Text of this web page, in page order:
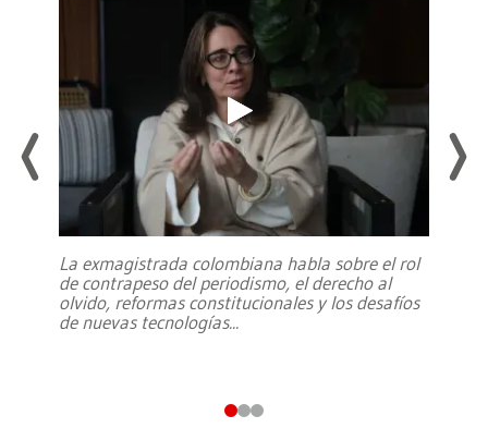
La exmagistrada colombiana habla sobre el rol
de contrapeso del periodismo, el derecho al
olvido, reformas constitucionales y los desafíos
de nuevas tecnologías...